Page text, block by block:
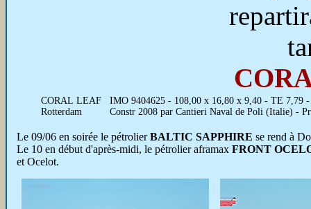
CORAL LEAF
Rotterdam
IMO 9404625 - 108,00 x 16,80 x 9,40 - TE 7,79
Constr 2008 par Cantieri Naval de Poli (Italie) -
Le 09/06 en soirée le pétrolierBALTIC SAPPHIRE se rend à
Le 10 en début d'après-midi, le pétrolier aframax FRONT
et Ocelot.